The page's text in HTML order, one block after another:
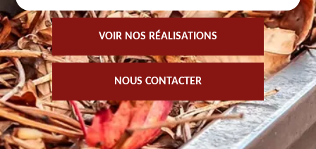
VOIR NOS RÉALISATIONS
NOUS CONTACTER